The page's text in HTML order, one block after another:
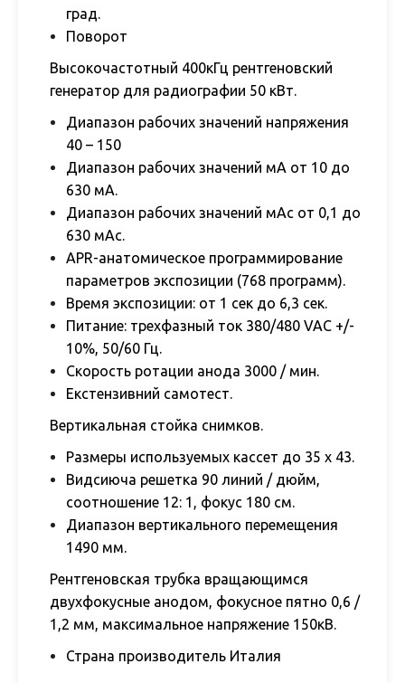
град.
Поворот
Высокочастотный 400кГц рентгеновский
генератор для радиографии 50 кВт.
Диапазон рабочих значений напряжения
40 – 150
Диапазон рабочих значений мА от 10 до
630 мА.
Диапазон рабочих значений мАс от 0,1 до
630 мАс.
APR-анатомическое программирование
параметров экспозиции (768 программ).
Время экспозиции: от 1 сек до 6,3 сек.
Питание: трехфазный ток 380/480 VAC +/-
10%, 50/60 Гц.
Скорость ротации анода 3000 / мин.
Екстензивний самотест.
Вертикальная стойка снимков.
Размеры используемых кассет до 35 х 43.
Видсиюча решетка 90 линий / дюйм,
соотношение 12: 1, фокус 180 см.
Диапазон вертикального перемещения
1490 мм.
Рентгеновская трубка вращающимся
двухфокусные анодом, фокусное пятно 0,6 /
1,2 мм, максимальное напряжение 150кВ.
Страна производитель Италия